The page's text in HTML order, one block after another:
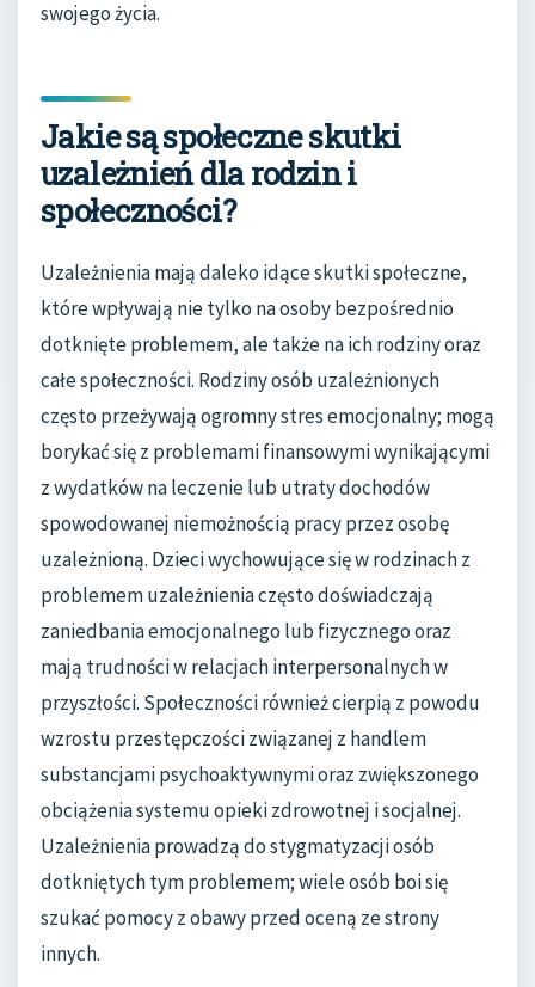
swojego życia.
Jakie są społeczne skutki
uzależnień dla rodzin i
społeczności?
Uzależnienia mają daleko idące skutki społeczne,
które wpływają nie tylko na osoby bezpośrednio
dotknięte problemem, ale także na ich rodziny oraz
całe społeczności. Rodziny osób uzależnionych
często przeżywają ogromny stres emocjonalny; mogą
borykać się z problemami finansowymi wynikającymi
z wydatków na leczenie lub utraty dochodów
spowodowanej niemożnością pracy przez osobę
uzależnioną. Dzieci wychowujące się w rodzinach z
problemem uzależnienia często doświadczają
zaniedbania emocjonalnego lub fizycznego oraz
mają trudności w relacjach interpersonalnych w
przyszłości. Społeczności również cierpią z powodu
wzrostu przestępczości związanej z handlem
substancjami psychoaktywnymi oraz zwiększonego
obciążenia systemu opieki zdrowotnej i socjalnej.
Uzależnienia prowadzą do stygmatyzacji osób
dotkniętych tym problemem; wiele osób boi się
szukać pomocy z obawy przed oceną ze strony
innych.